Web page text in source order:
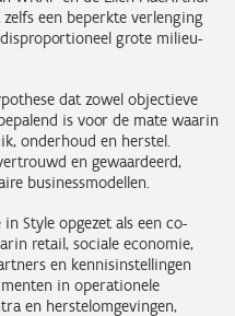
een beperkte verlenging
grote milieu-
dat zowel objectieve
is voor de mate waarin
onderhoud en herstel.
en gewaardeerd,
businessmodellen.
Style opgezet als een co-
retail, sociale economie,
en kennisinstellingen
in operationele
en herstelomgevingen,